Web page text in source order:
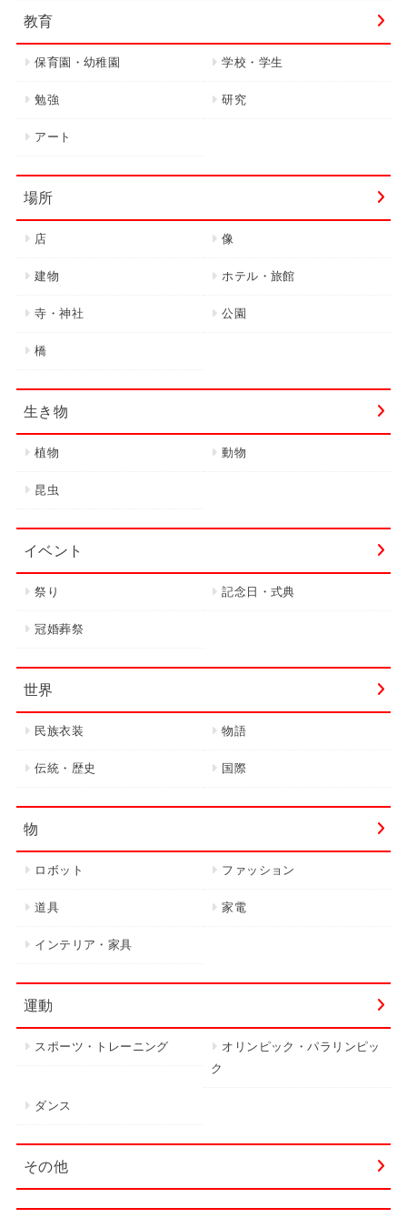
教育
保育園・幼稚園 学校・学生
勉強 研究
アート
場所
店 像
建物 ホテル・旅館
寺・神社 公園
橋
生き物
植物 動物
昆虫
イベント
祭り 記念日・式典
冠婚葬祭
世界
民族衣装 物語
伝統・歴史 国際
物
ロボット ファッション
道具 家電
インテリア・家具
運動
スポーツ・トレーニング
オリンピック・パラリンピッ
ク
ダンス
その他